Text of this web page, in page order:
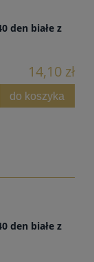
den białe z
14,10 zł
do koszyka
den białe z